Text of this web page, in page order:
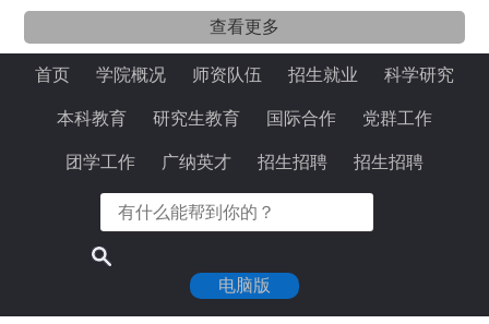
查看更多
首页 学院概况 师资队伍 招生就业 科学研究
本科教育 研究生教育 国际合作 党群工作
团学工作 广纳英才 招生招聘 招生招聘
电脑版